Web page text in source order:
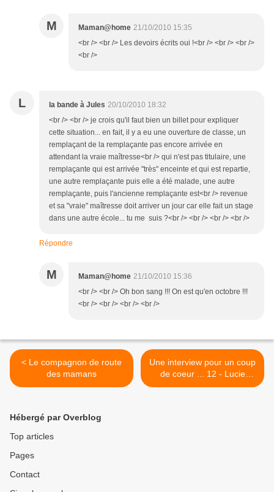
M Maman@home 21/10/2010 15:35
<br /> <br /> Les devoirs écrits oui !<br /> <br /> <br />
<br />
L la bande à Jules 20/10/2010 18:32
<br /> <br /> je crois qu'il faut bien un billet pour expliquer
cette situation... en fait, il y a eu une ouverture de classe, un
remplaçant de la remplaçante pas encore arrivée en
attendant la vraie maîtresse<br /> qui n'est pas titulaire, une
remplaçante qui est arrivée "très" enceinte et qui est repartie,
une autre remplaçante puis elle a été malade, une autre
remplaçante, puis l'ancienne remplaçante est<br /> revenue
et sa "vraie" maîtresse doit arriver un jour car elle fait un stage
dans une autre école... tu me suis ?<br /> <br /> <br /> <br />
Répondre
M Maman@home 21/10/2010 15:36
<br /> <br /> Oh bon sang !!! On est qu'en octobre !!!
<br /> <br /> <br /> <br />
< Le compagnon de route
des mamans
Une interview pour un coup
de coeur ... 12 - Lucie
Poum >
Hébergé par Overblog
Top articles
Pages
Contact